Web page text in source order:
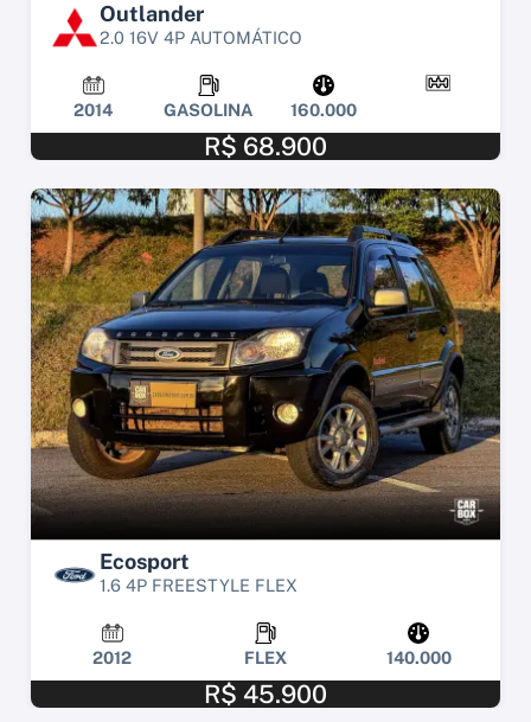
Outlander
2.0 16V 4P AUTOMÁTICO
2014 GASOLINA 160.000
R$ 68.900
Ecosport
1.6 4P FREESTYLE FLEX
2012 FLEX 140.000
R$ 45.900